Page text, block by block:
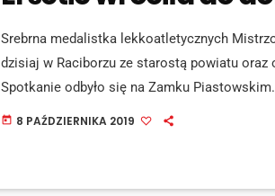
Srebrna medalistka lekkoatletycznych
dzisiaj w Raciborzu ze starostą powiatu oraz
Spotkanie odbyło się na Zamku
raciborzanka sięgnęła po srebro biegnąc
today 8 PAŹDZIERNIKA 2019